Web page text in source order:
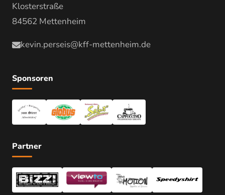
Klosterstraße
84562 Mettenheim
kevin.perseis@kff-mettenheim.de
Sponsoren
Partner